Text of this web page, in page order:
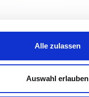
Alle zulassen
Auswahl erlauben